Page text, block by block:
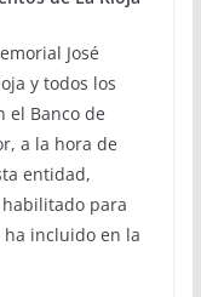
José
y todos los
el Banco de
a la hora de
entidad,
para
ha incluido en la